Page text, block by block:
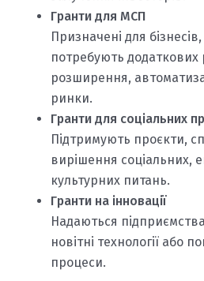
Гранти для МСП
Призначені для
потребують додаткових
розширення,
ринки.
Гранти для соціальних
Підтримують проєкти,
вирішення соціальних,
культурних питань.
Гранти на інновації
Надаються
новітні технології або
процеси.